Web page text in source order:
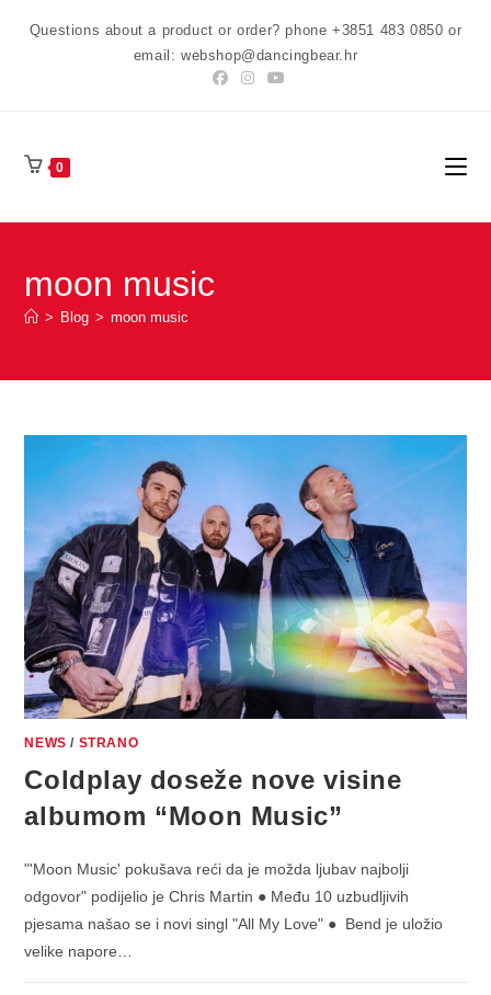
Questions about a product or order? phone +3851 483 0850 or
email: webshop@dancingbear.hr
0
moon music
> Blog > moon music
NEWS / STRANO
Coldplay doseže nove visine
albumom “Moon Music”
"'Moon Music' pokušava reći da je možda ljubav najbolji
odgovor" podijelio je Chris Martin ● Među 10 uzbudljivih
pjesama našao se i novi singl "All My Love" ● Bend je uložio
velike napore…